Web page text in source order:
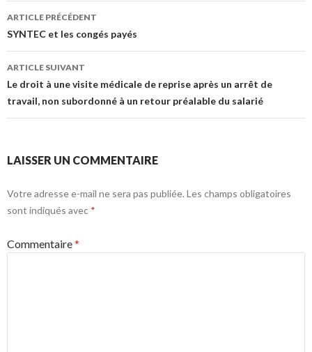
Navigation
des
articles
ARTICLE PRÉCÉDENT
SYNTEC et les congés payés
ARTICLE SUIVANT
Le droit à une visite médicale de reprise après un arrêt de
travail, non subordonné à un retour préalable du salarié
LAISSER UN COMMENTAIRE
Votre adresse e-mail ne sera pas publiée. Les champs obligatoires
sont indiqués avec *
Commentaire*